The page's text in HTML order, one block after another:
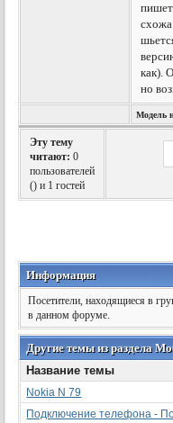
как).
но
Модель
Эту тему
читают: 0
пользователей
() и 1 гостей
Информация
Посетители, находящиеся в
в данном форуме.
Другие темы из раздела
Название темы
Nokia N 79
Подключение телефона -